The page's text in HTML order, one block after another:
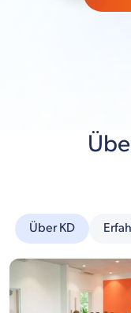
Über KD